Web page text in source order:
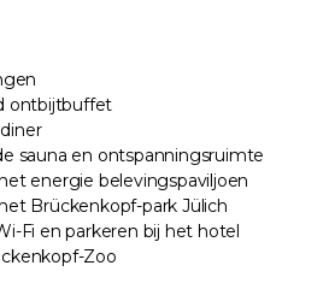
ontbijtbuffet
sauna en ontspanningsruimte
energie belevingspaviljoen
Brückenkopf-park Jülich
Fi en parkeren bij het hotel
Zoo